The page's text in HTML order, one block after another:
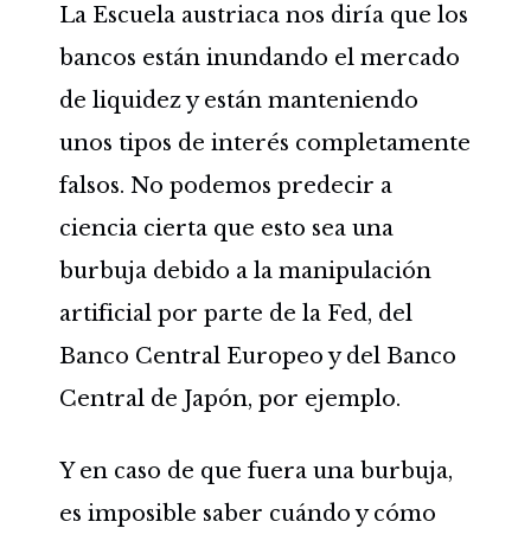
La Escuela austriaca nos diría que los
bancos están inundando el mercado
de liquidez y están manteniendo
unos tipos de interés completamente
falsos. No podemos predecir a
ciencia cierta que esto sea una
burbuja debido a la manipulación
artificial por parte de la Fed, del
Banco Central Europeo y del Banco
Central de Japón, por ejemplo.
Y en caso de que fuera una burbuja,
es imposible saber cuándo y cómo